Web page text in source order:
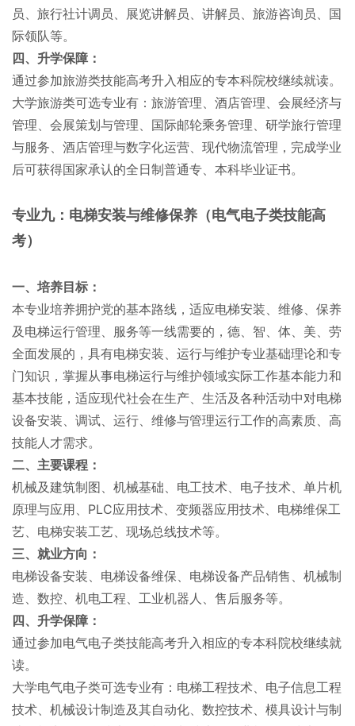
员、旅行社计调员、展览讲解员、讲解员、旅游咨询员、国
际领队等。
四、升学保障：
通过参加旅游类技能高考升入相应的专本科院校继续就读。
大学旅游类可选专业有：旅游管理、酒店管理、会展经济与
管理、会展策划与管理、国际邮轮乘务管理、研学旅行管理
与服务、酒店管理与数字化运营、现代物流管理，完成学业
后可获得国家承认的全日制普通专、本科毕业证书。
专业九：电梯安装与维修保养（电气电子类技能高
考）
一、培养目标：
本专业培养拥护党的基本路线，适应电梯安装、维修、保养
及电梯运行管理、服务等一线需要的，德、智、体、美、劳
全面发展的，具有电梯安装、运行与维护专业基础理论和专
门知识，掌握从事电梯运行与维护领域实际工作基本能力和
基本技能，适应现代社会在生产、生活及各种活动中对电梯
设备安装、调试、运行、维修与管理运行工作的高素质、高
技能人才需求。
二、主要课程：
机械及建筑制图、机械基础、电工技术、电子技术、单片机
原理与应用、PLC应用技术、变频器应用技术、电梯维保工
艺、电梯安装工艺、现场总线技术等。
三、就业方向：
电梯设备安装、电梯设备维保、电梯设备产品销售、机械制
造、数控、机电工程、工业机器人、售后服务等。
四、升学保障：
通过参加电气电子类技能高考升入相应的专本科院校继续就
读。
大学电气电子类可选专业有：电梯工程技术、电子信息工程
技术、机械设计制造及其自动化、数控技术、模具设计与制